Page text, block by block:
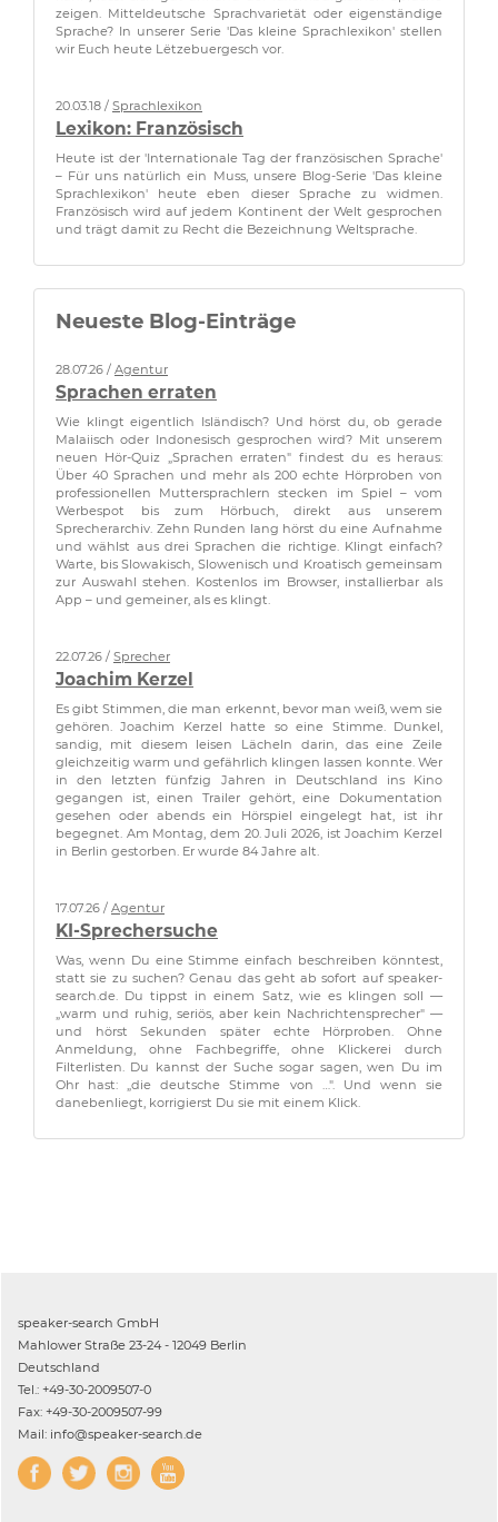
zeigen. Mitteldeutsche Sprachvarietät oder eigenständige
Sprache? In unserer Serie 'Das kleine Sprachlexikon' stellen
wir Euch heute Lëtzebuergesch vor.
20.03.18 / Sprachlexikon
Lexikon: Französisch
Heute ist der 'Internationale Tag der französischen Sprache'
– Für uns natürlich ein Muss, unsere Blog-Serie 'Das kleine
Sprachlexikon' heute eben dieser Sprache zu widmen.
Französisch wird auf jedem Kontinent der Welt gesprochen
und trägt damit zu Recht die Bezeichnung Weltsprache.
Neueste Blog-Einträge
28.07.26 / Agentur
Sprachen erraten
Wie klingt eigentlich Isländisch? Und hörst du, ob gerade
Malaiisch oder Indonesisch gesprochen wird? Mit unserem
neuen Hör-Quiz „Sprachen erraten" findest du es heraus:
Über 40 Sprachen und mehr als 200 echte Hörproben von
professionellen Muttersprachlern stecken im Spiel – vom
Werbespot bis zum Hörbuch, direkt aus unserem
Sprecherarchiv. Zehn Runden lang hörst du eine Aufnahme
und wählst aus drei Sprachen die richtige. Klingt einfach?
Warte, bis Slowakisch, Slowenisch und Kroatisch gemeinsam
zur Auswahl stehen. Kostenlos im Browser, installierbar als
App – und gemeiner, als es klingt.
22.07.26 / Sprecher
Joachim Kerzel
Es gibt Stimmen, die man erkennt, bevor man weiß, wem sie
gehören. Joachim Kerzel hatte so eine Stimme. Dunkel,
sandig, mit diesem leisen Lächeln darin, das eine Zeile
gleichzeitig warm und gefährlich klingen lassen konnte. Wer
in den letzten fünfzig Jahren in Deutschland ins Kino
gegangen ist, einen Trailer gehört, eine Dokumentation
gesehen oder abends ein Hörspiel eingelegt hat, ist ihr
begegnet. Am Montag, dem 20. Juli 2026, ist Joachim Kerzel
in Berlin gestorben. Er wurde 84 Jahre alt.
17.07.26 / Agentur
KI-Sprechersuche
Was, wenn Du eine Stimme einfach beschreiben könntest,
statt sie zu suchen? Genau das geht ab sofort auf speaker-
search.de. Du tippst in einem Satz, wie es klingen soll —
„warm und ruhig, seriös, aber kein Nachrichtensprecher" —
und hörst Sekunden später echte Hörproben. Ohne
Anmeldung, ohne Fachbegriffe, ohne Klickerei durch
Filterlisten. Du kannst der Suche sogar sagen, wen Du im
Ohr hast: „die deutsche Stimme von …". Und wenn sie
danebenliegt, korrigierst Du sie mit einem Klick.
speaker-search GmbH
Mahlower Straße 23-24 - 12049 Berlin
Deutschland
Tel.: +49-30-2009507-0
Fax: +49-30-2009507-99
Mail: info@speaker-search.de